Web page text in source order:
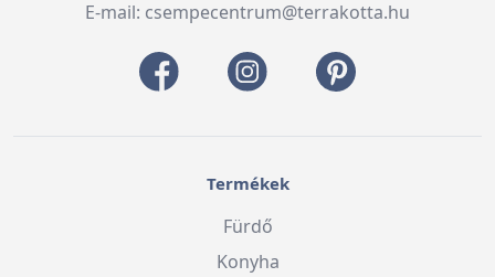
E-mail: csempecentrum@terrakotta.hu
Termékek
Fürdő
Konyha